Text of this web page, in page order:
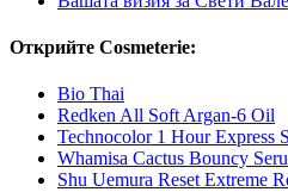
Открийте Cosmeterie:
Bio Thai
Redken All Soft Argan-6 Oil
Technocolor 1 Hour Express
Whamisa Cactus Bouncy
Shu Uemura Reset Extreme